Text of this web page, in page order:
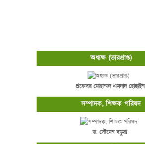
অধ্যক্ষ (ভারপ্রাপ্ত)
প্রফেসর মোহাম্মদ এমদাদ হোছাইন
সম্পাদক, শিক্ষক পরিষদ
ড. সৌমেন বড়ুয়া